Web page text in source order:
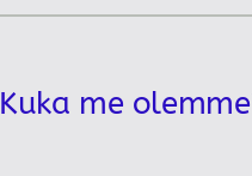
Kuka me